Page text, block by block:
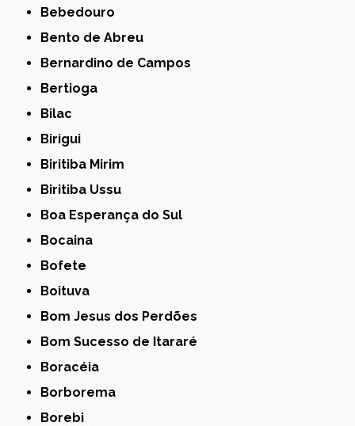
Bebedouro
Bento de Abreu
Bernardino de Campos
Bertioga
Bilac
Birigui
Biritiba Mirim
Biritiba Ussu
Boa Esperança do Sul
Bocaina
Bofete
Boituva
Bom Jesus dos Perdões
Bom Sucesso de Itararé
Boracéia
Borborema
Borebi